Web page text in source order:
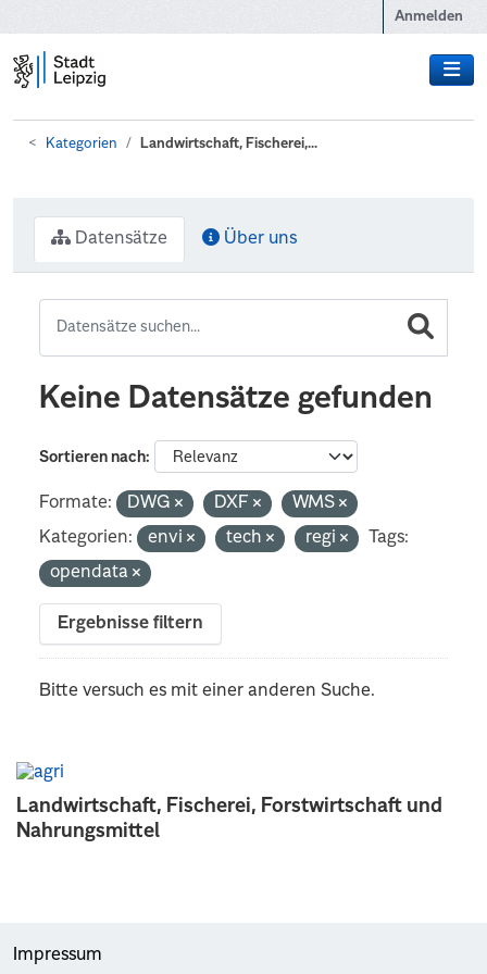
Anmelden
Kategorien Landwirtschaft, Fischerei,...
Landwirtschaft, Fischerei, Forstwirtschaft und
Nahrungsmittel
Datensätze Über uns
Keine Datensätze gefunden
Sortieren nach
Formate: DWG DXF
WMS
Kategorien:
envi tech regi
Tags:
opendata
Ergebnisse filtern
Bitte versuch es mit einer anderen Suche.
Impressum